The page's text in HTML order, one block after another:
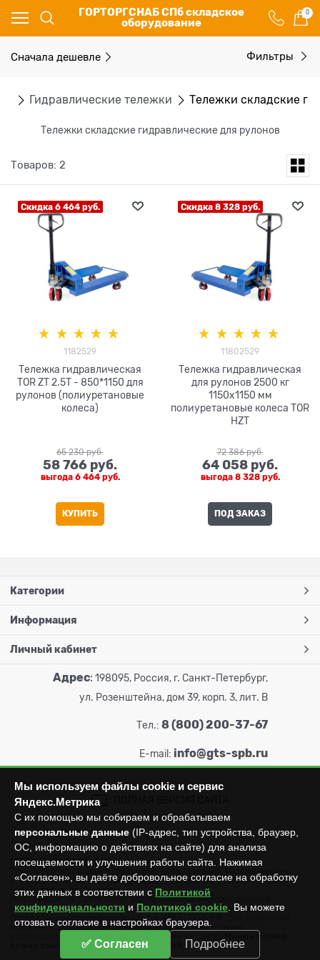
ГОРТОРГСНАБ СПб складское
оборудование
0
Гидравлические тележки Тележки складские
Тележки складские гидравлические для рулонов
Сначала дешевле Фильтры
Товаров: 2
Скидка 6 464 руб.
1182529
Тележка гидравлическая
TOR ZT 2.5T - 850*1150 для
рулонов (полиуретановые
колеса)
65 230 руб.
58 766 руб.
выгода 6 464 руб.
КУПИТЬ
Скидка 8 328 руб.
11802529
Тележка гидравлическая
для рулонов 2500 кг
1150х1150 мм
полиуретановые колеса TOR
HZT
72 386 руб.
64 058 руб.
выгода 8 328 руб.
ПОД ЗАКАЗ
Категории
Информация
Личный кабинет
Адрес: 198095, Россия, г. Санкт-Петербург,
ул. Розенштейна, дом 39, корп. 3, лит. В
Тел.: 8 (800) 200-37-67
E-mail: info@gts-spb.ru
ГОРТОРГСНАБ СПб © 2026Все права защищены.
Производство продажа складского оборудования: металлических
стеллажей, металлических шкафов, штабелеров, тележек, талей,
тельферов, лебедок и пр.
Информация на сайте носит исключительно информационный
характер и не может считаться публичной офертой, которая
определяется положениями статьи 437 (п.2) ГК РФ. Для получения
подробной информации об имеющихся товарах и ценах
сумма заказа составляет 3000 рублей.
Мы используем файлы cookie и сервис
Яндекс.Метрика
С их помощью мы собираем и обрабатываем
персональные данные (IP-адрес, тип устройства, браузер,
ОС, информацию о действиях на сайте) для анализа
посещаемости и улучшения работы сайта. Нажимая
«Согласен», вы даёте добровольное согласие на обработку
этих данных в соответствии с Политикой
конфиденциальности и Политикой cookie . Вы можете
отозвать согласие в настройках браузера.
✅ Согласен Подробнее